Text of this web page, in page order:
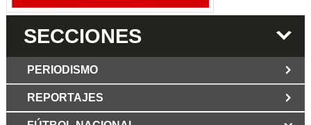
SECCIONES
PERIODISMO
REPORTAJES